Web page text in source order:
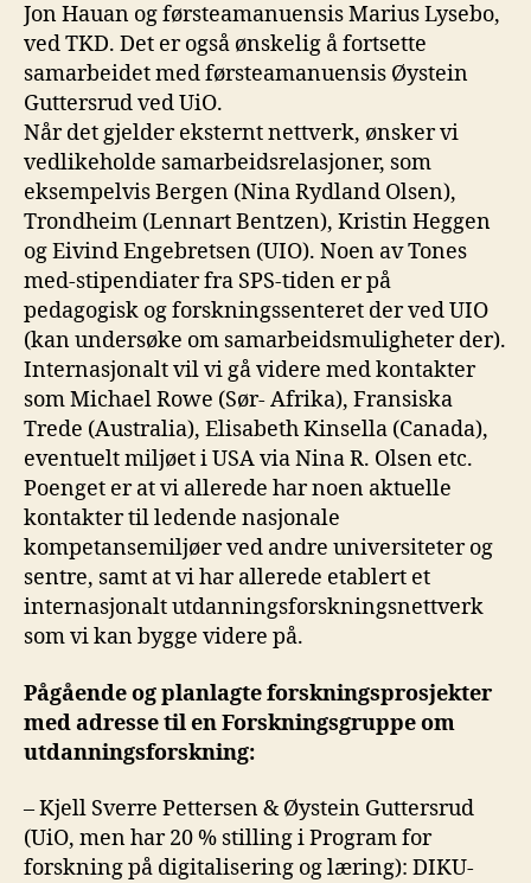
Jon Hauan og førsteamanuensis Marius Lysebo,
ved TKD. Det er også ønskelig å fortsette
samarbeidet med førsteamanuensis Øystein
Guttersrud ved UiO.
Når det gjelder eksternt nettverk, ønsker vi
vedlikeholde samarbeidsrelasjoner, som
eksempelvis Bergen (Nina Rydland Olsen),
Trondheim (Lennart Bentzen), Kristin Heggen
og Eivind Engebretsen (UIO). Noen av Tones
med-stipendiater fra SPS-tiden er på
pedagogisk og forskningssenteret der ved UIO
(kan undersøke om samarbeidsmuligheter der).
Internasjonalt vil vi gå videre med kontakter
som Michael Rowe (Sør- Afrika), Fransiska
Trede (Australia), Elisabeth Kinsella (Canada),
eventuelt miljøet i USA via Nina R. Olsen etc.
Poenget er at vi allerede har noen aktuelle
kontakter til ledende nasjonale
kompetansemiljøer ved andre universiteter og
sentre, samt at vi har allerede etablert et
internasjonalt utdanningsforskningsnettverk
som vi kan bygge videre på.
Pågående og planlagte forskningsprosjekter
med adresse til en Forskningsgruppe om
utdanningsforskning:
– Kjell Sverre Pettersen & Øystein Guttersrud
(UiO, men har 20 % stilling i Program for
forskning på digitalisering og læring): DIKU-